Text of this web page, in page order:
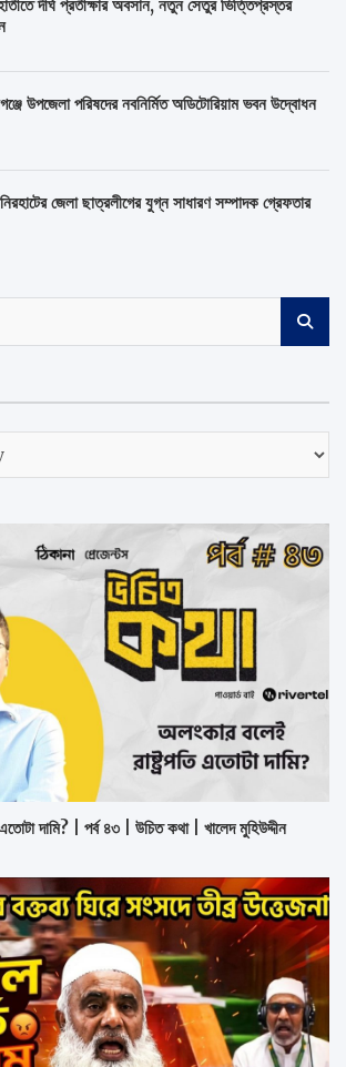
দীর্ঘ প্রতীক্ষার অবসান, নতুন সেতুর ভিত্তিপ্রস্তর
উপজেলা পরিষদের নবনির্মিত অডিটোরিয়াম ভবন উদ্বোধন
জেলা ছাত্রলীগের যুগ্ন সাধারণ সম্পাদক গ্রেফতার
দামি? | পর্ব ৪৩ | উচিত কথা | খালেদ মুহিউদ্দীন